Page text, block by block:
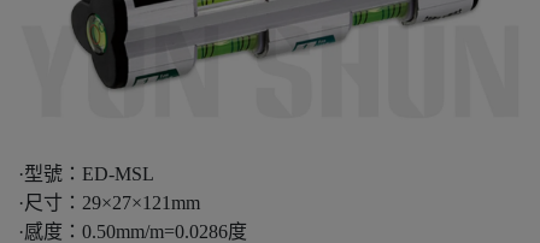
·型號：ED-MSL
·尺寸：29×27×121mm
·感度：0.50mm/m=0.0286度